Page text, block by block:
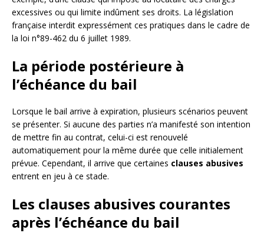
excessives ou qui limite indûment ses droits. La législation
française interdit expressément ces pratiques dans le cadre de
la loi n°89-462 du 6 juillet 1989.
La période postérieure à
l’échéance du bail
Lorsque le bail arrive à expiration, plusieurs scénarios peuvent
se présenter. Si aucune des parties n’a manifesté son intention
de mettre fin au contrat, celui-ci est renouvelé
automatiquement pour la même durée que celle initialement
prévue. Cependant, il arrive que certaines clauses abusives
entrent en jeu à ce stade.
Les clauses abusives courantes
après l’échéance du bail